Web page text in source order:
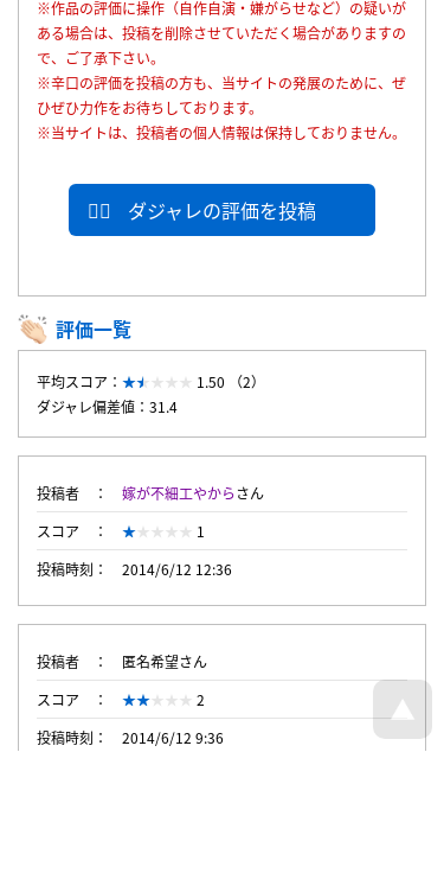
※作品の評価に操作（自作自演・嫌がらせなど）の疑いが
ある場合は、投稿を削除させていただく場合がありますの
で、ご了承下さい。
※辛口の評価を投稿の方も、当サイトの発展のために、ぜ
ひぜひ力作をお待ちしております。
※当サイトは、投稿者の個人情報は保持しておりません。
ダジャレの評価を投稿
評価一覧
平均スコア：
1.50 （2）
ダジャレ偏差値：31.4
投稿者 嫁が不細工やからさん
スコア
1
投稿時刻
2014/6/12 12:36
投稿者
匿名希望さん
スコア
2
投稿時刻
2014/6/12 9:36